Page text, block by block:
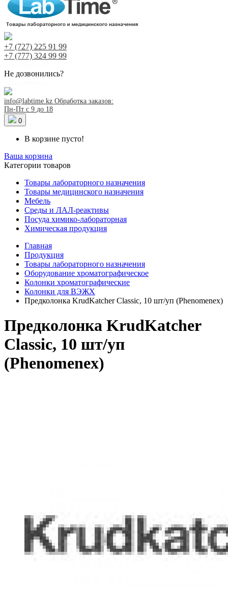
+7 (727) 225 91 99
+7 (777) 324 99 99
Не дозвонились?
info@labtime.kz Обработка заказов:
Пн-Пт с 9 до 18
0
В корзине пусто!
Ваша корзина
Категории товаров
Товары лабораторного назначения
Товары медицинского назначения
Мебель
Среды и ЛАЛ-реактивы
Посуда химико-лабораторная
Химическая продукция
Главная
Продукция
Товары лабораторного назначения
Оборудование хроматографическое
Колонки хроматографические
Колонки для ВЭЖХ
Предколонка KrudKatcher Classic, 10 шт/уп (Phenomenex)
Предколонка KrudKatcher
Classic, 10 шт/уп
(Phenomenex)